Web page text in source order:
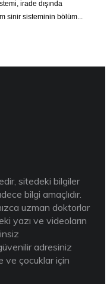
irade dışında
sinir sisteminin bölüm...
sitedeki bilgiler
bilgi amaçlıdır.
uzman doktorlar
yazı ve videoların
adresiniz
ve çocuklar için